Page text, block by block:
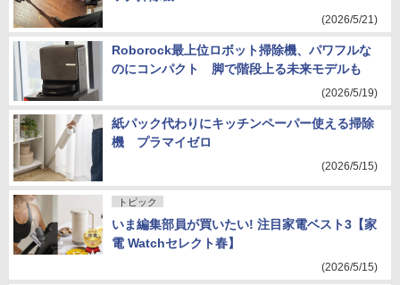
(2026/5/21)
Roborock最上位ロボット掃除機、パワフルな
のにコンパクト 脚で階段上る未来モデルも
(2026/5/19)
紙パック代わりにキッチンペーパー使える掃除
機 プラマイゼロ
(2026/5/15)
トピック
いま編集部員が買いたい! 注目家電ベスト3【家
電 Watchセレクト春】
(2026/5/15)